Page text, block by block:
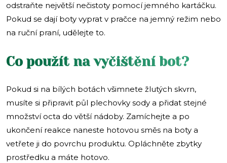
odstraňte největší nečistoty pomocí jemného kartáčku.
Pokud se dají boty vyprat v pračce na jemný režim nebo
na ruční praní, udělejte to.
Co použít na vyčištění bot?
Pokud si na bílých botách všimnete žlutých skvrn,
musíte si připravit půl plechovky sody a přidat stejné
množství octa do větší nádoby. Zamíchejte a po
ukončení reakce naneste hotovou směs na boty a
vetřete ji do povrchu produktu. Opláchněte zbytky
prostředku a máte hotovo.